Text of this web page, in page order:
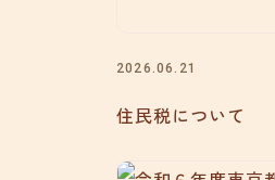
2026.06.21
住民税について